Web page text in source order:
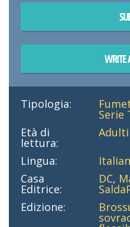
WRITE
Tipologia:
Serie
Età di
lettura:
Adulti
Lingua:
Casa
Editrice:
DC,
Edizione: